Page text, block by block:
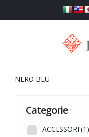
NERO BLU
Categorie
ACCESSORI (1)